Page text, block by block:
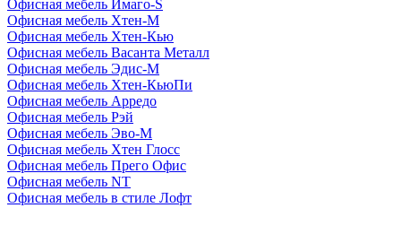
Офисная мебель Имаго-S
Офисная мебель Хтен-M
Офисная мебель Хтен-Кью
Офисная мебель Васанта Металл
Офисная мебель Эдис-M
Офисная мебель Хтен-КьюПи
Офисная мебель Арредо
Офисная мебель Рэй
Офисная мебель Эво-M
Офисная мебель Хтен Глосс
Офисная мебель Прего Офис
Офисная мебель NT
Офисная мебель в стиле Лофт